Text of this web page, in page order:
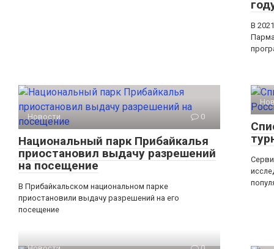
В
Новости 0
Национальный парк Прибайкалья
приостановил выдачу разрешений
на посещение
В Прибайкальском национальном парке
приостановили выдачу разрешений на его
посещение